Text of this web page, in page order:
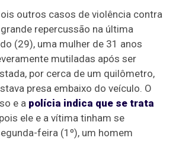
outros casos de violência contra
repercussão na última
(29), uma mulher de 31 anos
mutiladas após ser
por cerca de um quilômetro,
presa embaixo do veículo. O
e a polícia indica que se trata
ele e a vítima tinham se
feira (1º), um homem